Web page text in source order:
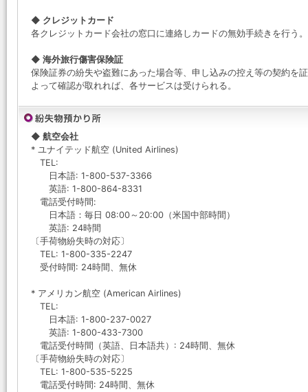
◆ クレジットカード
各クレジットカード会社の窓口に連絡しカードの無効手続きを行う。
◆ 海外旅行傷害保険証
保険証券の紛失や盗難にあった場合等、申し込みの控え等の契約を
よって確認が取れれば、各サービスは受けられる。
◆ 航空会社
* ユナイテッド航空 (United Airlines)
TEL:
日本語: 1-800-537-3366
英語: 1-800-864-8331
電話受付時間:
日本語：毎日 08:00～20:00（米国中部時間）
英語: 24時間
〔手荷物紛失時の対応〕
TEL: 1-800-335-2247
受付時間: 24時間、無休
* アメリカン航空 (American Airlines)
TEL:
日本語: 1-800-237-0027
英語: 1-800-433-7300
電話受付時間（英語、日本語共）: 24時間、無休
〔手荷物紛失時の対応〕
TEL: 1-800-535-5225
電話受付時間: 24時間、無休